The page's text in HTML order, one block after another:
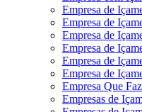
Empresa de
Empresa de
Empresa de
Empresa de
Empresa de
Empresa de
Empresa Que
Empresas de